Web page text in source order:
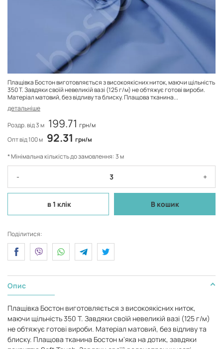
Плащівка Бостон виготовляється з високоякісних ниток, маючи щільність
350 Т. Завдяки своїй невеликій вазі (125 г/м) не обтяжує готові вироби.
Матеріал матовий, без відливу та блиску. Плащова тканина...
детальніше
Роздр. від 3 м 199.71 грн/м
Опт від 100 м 92.31 грн/м
* Мінімальна кількість до замовлення: 3 м
- +
в 1 клік В кошик
Поділитися:
Опис
Плащівка Бостон виготовляється з високоякісних ниток,
маючи щільність 350 Т. Завдяки своїй невеликій вазі (125 г/м)
не обтяжує готові вироби. Матеріал матовий, без відливу та
блиску. Плащова тканина Бостон м'яка на дотик, завдяки